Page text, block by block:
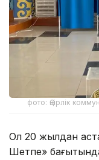
фото: Өңірлік
Ол 20 жылдан
Шетпе»